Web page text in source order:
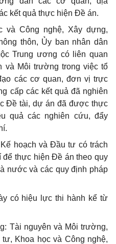
kết quả thực hiện Đề án.
và Công nghệ, Xây dựng,
thôn, Ủy ban nhân dân
Trung ương có liên quan
và Môi trường trong việc tổ
các cơ quan, đơn vị trực
cấp các kết quả đã nghiên
Đề tài, dự án đã được thực
quả các nghiên cứu, đẩy
hoạch và Đầu tư có trách
để thực hiện Đề án theo quy
nước và các quy định pháp
có hiệu lực thi hành kể từ
Tài nguyên và Môi trường,
Khoa học và Công nghệ,